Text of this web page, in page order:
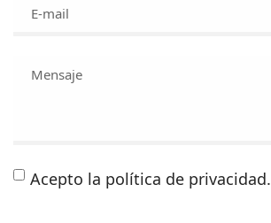
Acepto la política de privacidad.